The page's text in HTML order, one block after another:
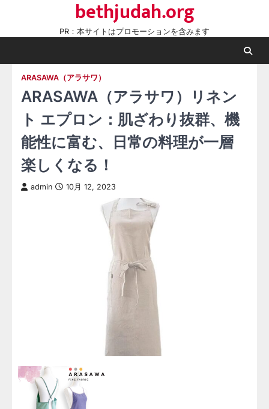
content
bethjudah.org
PR：本サイトはプロモーションを含みます
ARASAWA（アラサワ）
ARASAWA（アラサワ）リネン
ト エプロン：肌ざわり抜群、機
能性に富む、日常の料理が一層
楽しくなる！
admin 10月 12, 2023